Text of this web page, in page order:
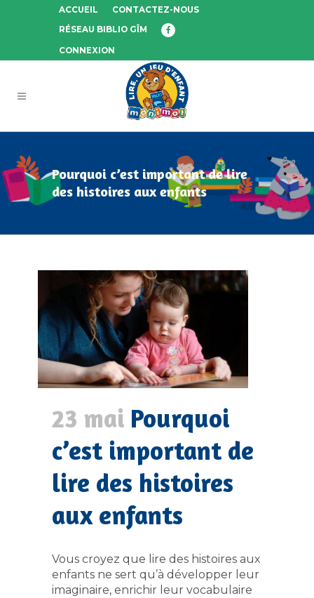
ACCUEIL
CONTACTEZ-NOUS
RÉSEAU BIBLIO GÎM
CONNEXION
Pourquoi c’est important de lire
des histoires aux enfants
23 mai Pourquoi
c’est important de
lire des histoires
aux enfants
Vous croyez que lire des histoires aux
enfants ne sert qu’à développer leur
imaginaire, enrichir leur vocabulaire